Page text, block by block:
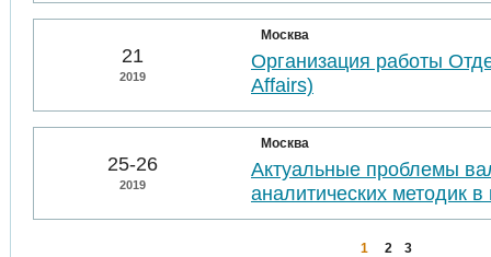
21
2019
Москва
Организация работы
Affairs)
25-26
2019
Москва
Актуальные проблемы
аналитических методик в
1 2 3